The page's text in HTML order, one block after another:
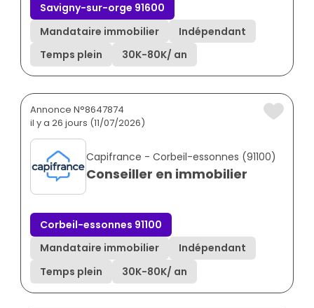
Savigny-sur-orge 91600
Mandataire immobilier
Indépendant
Temps plein
30K-80K/ an
Annonce N°8647874
il y a 26 jours (11/07/2026)
Capifrance - Corbeil-essonnes (91100)
Conseiller en immobilier
Corbeil-essonnes 91100
Mandataire immobilier
Indépendant
Temps plein
30K-80K/ an